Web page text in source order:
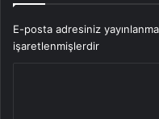
E-posta adresiniz
işaretlenmişlerdir